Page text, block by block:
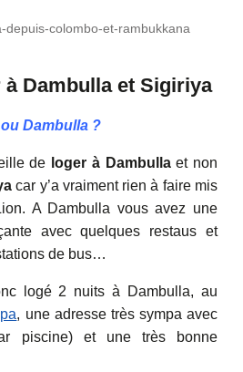
depuis-colombo-et-rambukkana
Dambulla et Sigiriya
Dambulla ?
de loger à Dambullaet non
car y’a vraiment rien à faire mis
A Dambulla vous avez une
avec quelques restaus et
de bus…
logé 2 nuits à Dambulla, au
, une adresse très sympa avec
piscine) et une très bonne